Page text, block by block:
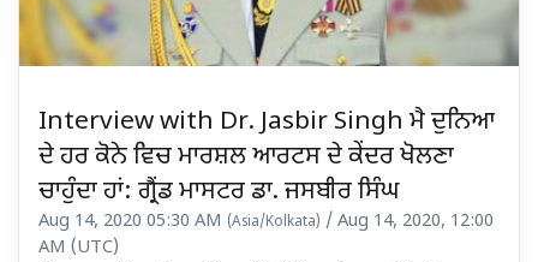
Interview with Dr. Jasbir Singh ਮੈ ਦੁਨਿਆ
ਦੇ ਹਰ ਕੋਨੇ ਵਿਚ ਮਾਰਸ਼ਲ ਆਰਟਸ ਦੇ ਕੇਂਦਰ ਖੋਲਣਾ
ਚਾਹੁੰਦਾ ਹਾਂ: ਗ੍ਰੈਂਡ ਮਾਸਟਰ ਡਾ. ਜਸਬੀਰ ਸਿੰਘ
Aug 14, 2020 05:30 AM (Asia/Kolkata) / Aug 14, 2020, 12:00
AM (UTC)